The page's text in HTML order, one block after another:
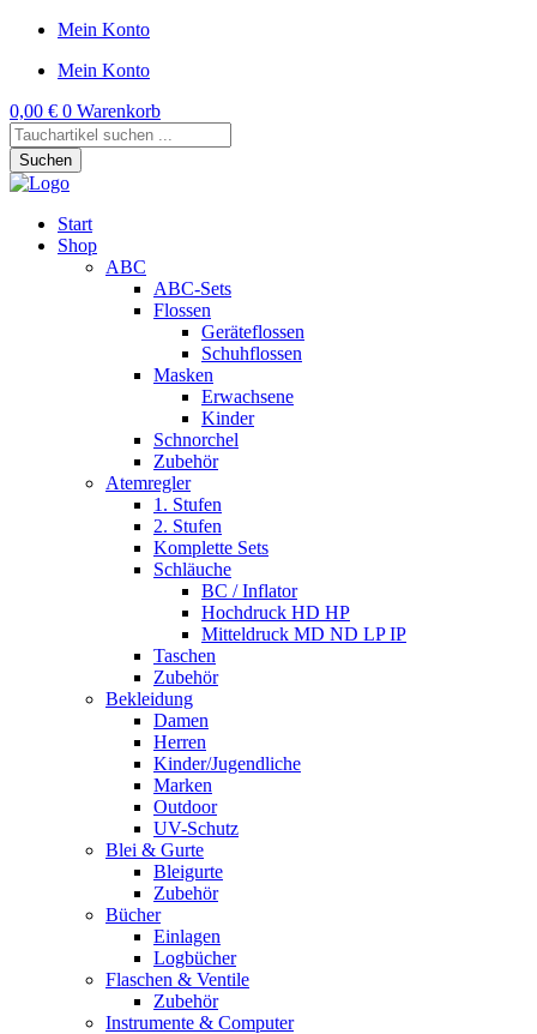
Mein Konto
Mein Konto
0,00 € 0 Warenkorb
Products
search
Suchen
Start
Shop
ABC
ABC-Sets
Flossen
Geräteflossen
Schuhflossen
Masken
Erwachsene
Kinder
Schnorchel
Zubehör
Atemregler
1. Stufen
2. Stufen
Komplette Sets
Schläuche
BC / Inflator
Hochdruck HD HP
Mitteldruck MD ND LP IP
Taschen
Zubehör
Bekleidung
Damen
Herren
Kinder/Jugendliche
Marken
Outdoor
UV-Schutz
Blei & Gurte
Bleigurte
Zubehör
Bücher
Einlagen
Logbücher
Flaschen & Ventile
Zubehör
Instrumente & Computer